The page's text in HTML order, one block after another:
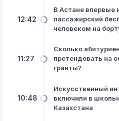
12:42
В Астане впервые
пассажирский
человеком на
11:27
Сколько
претендовать на
гранты?
10:48
Искусственный
включили в
Казахстана